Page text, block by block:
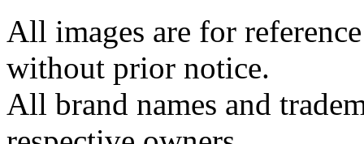
All images are for
without prior notice.
All brand names and